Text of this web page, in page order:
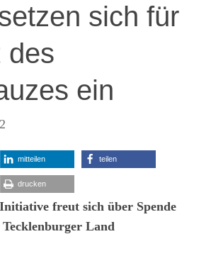
sich für
des
ein
mitteilen teilen
drucken
freut sich über Spende
Land